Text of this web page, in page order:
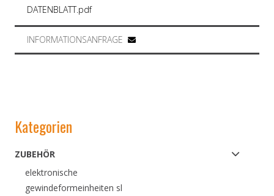
Kategorien
ZUBEHÖR
elektronische
gewindeformeinheiten sl
DATENBLATT.pdf
INFORMATIONSANFRAGE